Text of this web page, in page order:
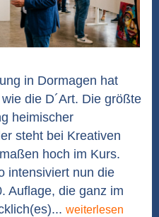
in Dormagen hat
die D´Art. Die größte
heimischer
steht bei Kreativen
hoch im Kurs.
intensiviert nun die
Auflage, die ganz im
weiterlesen